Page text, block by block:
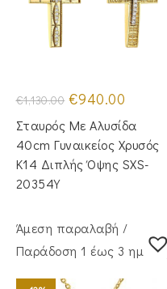
€1,130.00 Original
price
was:
€1,130.00.
€940.00
τιμή
είναι:
€940.00.
Σταυρός Με Αλυσίδα
40cm Γυναικείος Χρυσός
Κ14 Διπλής Όψης SXS-
20354Y
Άμεση παραλαβή /
Παράδoση 1 έως 3 ημέρες